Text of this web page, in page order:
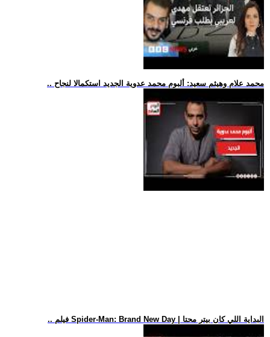
.. محمد علام وهيثم سعيد: ألبوم محمد عدوية الجديد استكمالا لنجاح
.. فيلم Spider-Man: Brand New Day | البداية اللي كان بيتر محتا